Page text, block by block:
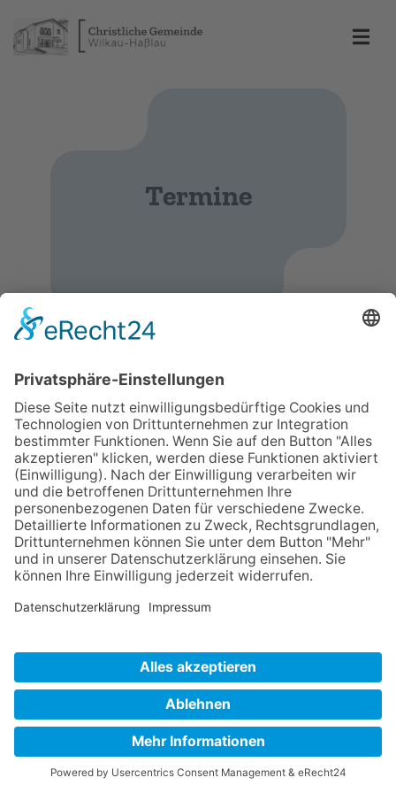
Termine
Predigt
17.05.2026 10:35–11:35
zurück zur Übersicht
Impressum Datenschutz